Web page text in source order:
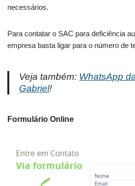
necessários.
Para contatar o SAC para deficiência
empresa basta ligar para o número de
Veja também: WhatsApp
Gabriel!
Formulário Online